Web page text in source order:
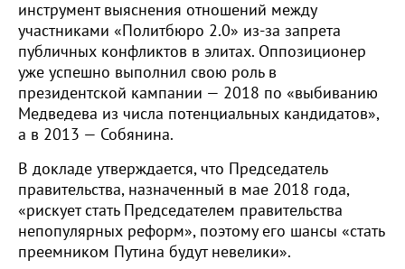
инструмент выяснения отношений между
участниками «Политбюро 2.0» из-за запрета
публичных конфликтов в элитах. Оппозиционер
уже успешно выполнил свою роль в
президентской кампании — 2018 по «выбиванию
Медведева из числа потенциальных кандидатов»,
а в 2013 — Собянина.
В докладе утверждается, что Председатель
правительства, назначенный в мае 2018 года,
«рискует стать Председателем правительства
непопулярных реформ», поэтому его шансы «стать
преемником Путина будут невелики».